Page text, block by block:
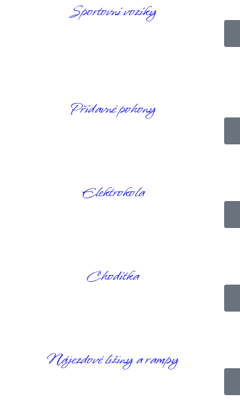
Sportovní vozíky
Přídavné pohony
Elektrokola
Chodítka
Nájezdové ližiny a rampy
pro delší cestování? Tuhle otázku si položila
udělá mnohem užitečnějšího pomocníka. Firma